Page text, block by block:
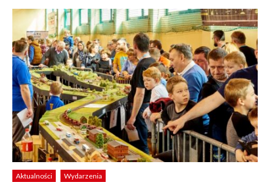
Aktualności Wydarzenia